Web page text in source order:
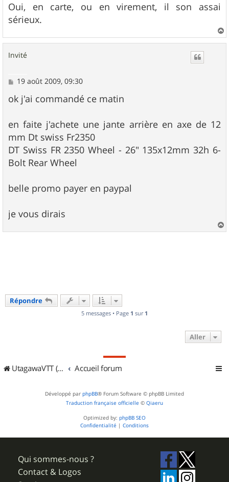
Oui, en carte, ou en virement, il son assai
sérieux.
a
Invité
M
s
s
g
e
19 août 2009, 09:30
ok j'ai commandé ce matin
en faite j'achete une jante arrière en axe de 12
mm Dt swiss Fr2350
DT Swiss FR 2350 Wheel - 26" 135x12mm 32h 6-
Bolt Rear Wheel
belle promo payer en paypal
je vous dirais
a
Répondre
5 messages • Page 1 sur 1
Aller
UtagawaVTT (Randos VTT et VTTAE avec traces GPS) Accueil forum
Développé par phpBB® Forum Software © phpBB Limited
Traduction française officielle © Qiaeru
Optimized by: phpBB SEO
Confidentialité | Conditions
Qui sommes-nous ?
Contact & Logos